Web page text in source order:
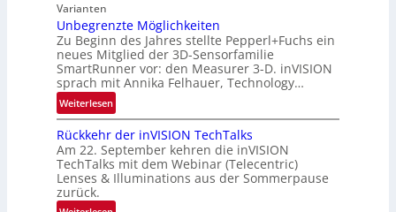
a
u
m
f
a
h
r
t
t
e
c
t
n
e
r
s
c
h
a
f
t
Varianten
Unbegrenzte Möglichkeiten
Zu Beginn des Jahres stellte Pepperl+Fuchs ein
neues Mitglied der 3D-Sensorfamilie
SmartRunner vor: den Measurer 3-D. inVISION
sprach mit Annika Felhauer, Technology…
Weiterlesen:
U
n
b
e
g
r
Rückkehr der inVISION TechTalks
Am 22. September kehren die inVISION
TechTalks mit dem Webinar (Telecentric)
Lenses & Illuminations aus der Sommerpause
zurück.